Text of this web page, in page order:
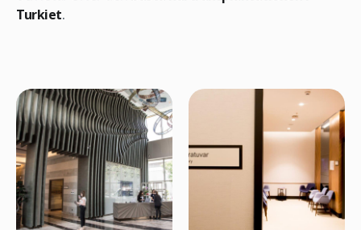
Turkiet.